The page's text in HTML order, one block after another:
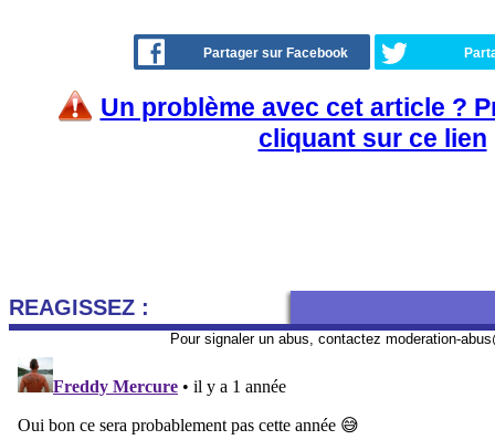
Partager sur Facebook
Un problème avec cet article ?
cliquant sur ce lien
REAGISSEZ :
Pour signaler un abus, contactez moderation-